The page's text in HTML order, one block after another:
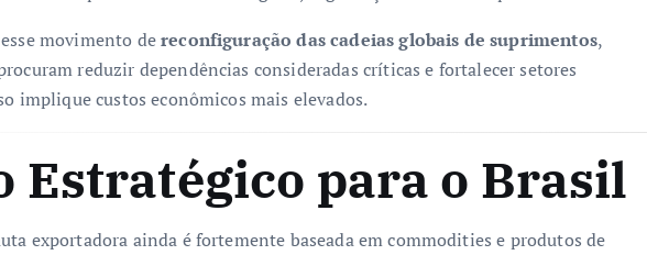
movimento dereconfiguração das cadeias globais de suprimentos,
reduzir dependências consideradas críticas e fortalecer setores
implique custos econômicos mais elevados.
Estratégico para o Brasil
exportadora ainda é fortemente baseada em commodities e produtos de